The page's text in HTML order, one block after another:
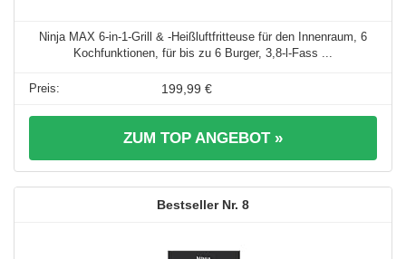
Ninja MAX 6-in-1-Grill & -Heißluftfritteuse für den Innenraum, 6
Kochfunktionen, für bis zu 6 Burger, 3,8-l-Fass ...
199,99 €
ZUM TOP ANGEBOT »
8